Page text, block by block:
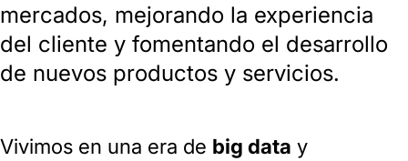
mercados, mejorando la experiencia
del cliente y fomentando el desarrollo
de nuevos productos y servicios.
Vivimos en una era de big data y